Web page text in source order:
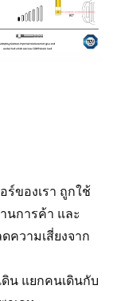
ของเรา ถูกใช้
นการค้า และ
ความเสี่ยงจาก
น แยกคนเดินกับ